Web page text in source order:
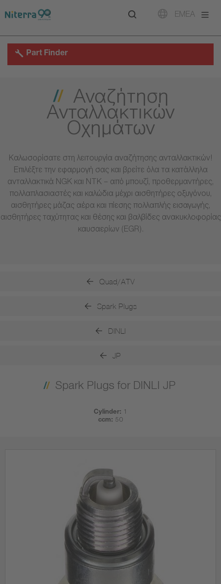
to
to
to
EMEA
Part Finder
Αναζήτηση
Ανταλλακτικών
Οχημάτων
Καλωσορίσατε στη λειτουργία αναζήτησης ανταλλακτικών!
Επιλέξτε την εφαρμογή σας και βρείτε όλα τα κατάλληλα
ανταλλακτικά NGK και NTK – από μπουζί, προθερμαντήρες,
πολλαπλασιαστές και καλώδια μέχρι αισθητήρες οξυγόνου,
αισθητήρες μάζας αέρα και πίεσης πολλαπλής εισαγωγής,
αισθητήρες ταχύτητας και θέσης και βαλβίδες ανακυκλοφορίας
καυσαερίων (EGR).
Quad/ATV
Spark Plugs
DINLI
JP
Spark Plugs for DINLI JP
Cylinder: 1
ccm: 50